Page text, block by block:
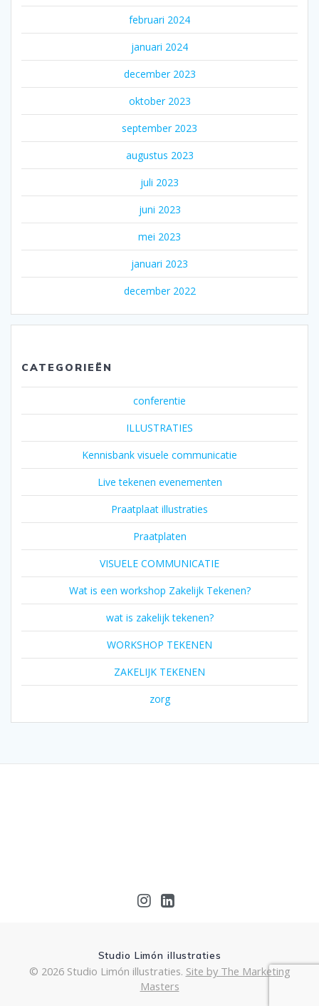
februari 2024
januari 2024
december 2023
oktober 2023
september 2023
augustus 2023
juli 2023
juni 2023
mei 2023
januari 2023
december 2022
CATEGORIEËN
conferentie
ILLUSTRATIES
Kennisbank visuele communicatie
Live tekenen evenementen
Praatplaat illustraties
Praatplaten
VISUELE COMMUNICATIE
Wat is een workshop Zakelijk Tekenen?
wat is zakelijk tekenen?
WORKSHOP TEKENEN
ZAKELIJK TEKENEN
zorg
Studio Limón illustraties
© 2026 Studio Limón illustraties. Site by The Marketing
Masters